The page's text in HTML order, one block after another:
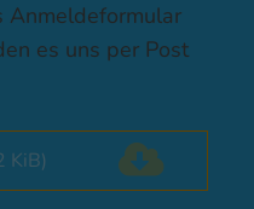
Anmeldeformular
es uns per Post
KiB)